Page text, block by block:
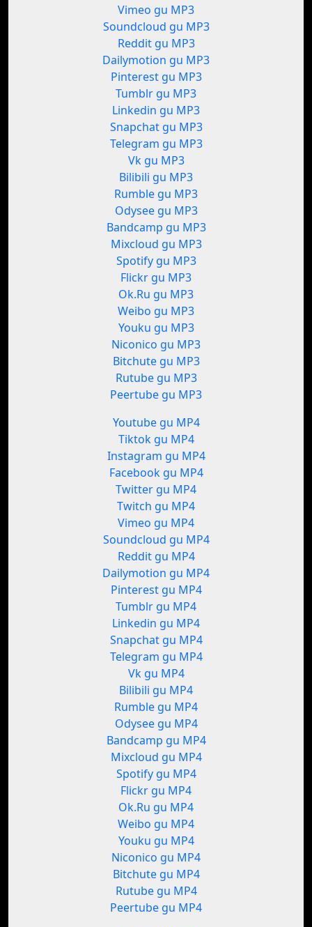
Vimeo gu MP3
Soundcloud gu MP3
Reddit gu MP3
Dailymotion gu MP3
Pinterest gu MP3
Tumblr gu MP3
Linkedin gu MP3
Snapchat gu MP3
Telegram gu MP3
Vk gu MP3
Bilibili gu MP3
Rumble gu MP3
Odysee gu MP3
Bandcamp gu MP3
Mixcloud gu MP3
Spotify gu MP3
Flickr gu MP3
Ok.Ru gu MP3
Weibo gu MP3
Youku gu MP3
Niconico gu MP3
Bitchute gu MP3
Rutube gu MP3
Peertube gu MP3
Youtube gu MP4
Tiktok gu MP4
Instagram gu MP4
Facebook gu MP4
Twitter gu MP4
Twitch gu MP4
Vimeo gu MP4
Soundcloud gu MP4
Reddit gu MP4
Dailymotion gu MP4
Pinterest gu MP4
Tumblr gu MP4
Linkedin gu MP4
Snapchat gu MP4
Telegram gu MP4
Vk gu MP4
Bilibili gu MP4
Rumble gu MP4
Odysee gu MP4
Bandcamp gu MP4
Mixcloud gu MP4
Spotify gu MP4
Flickr gu MP4
Ok.Ru gu MP4
Weibo gu MP4
Youku gu MP4
Niconico gu MP4
Bitchute gu MP4
Rutube gu MP4
Peertube gu MP4